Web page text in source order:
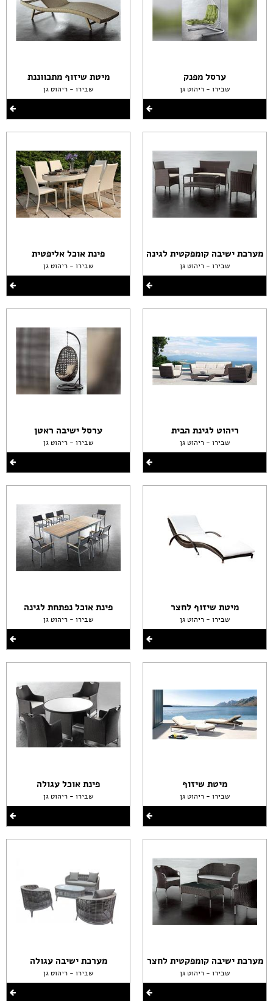
ערסל מפנק
שבירו - ריהוט גן
מערכת ישיבה קומפקטית לגינה
שבירו - ריהוט גן
ריהוט לגינת הבית
שבירו - ריהוט גן
מיטת שיזוף לחצר
שבירו - ריהוט גן
מיטת שיזוף
שבירו - ריהוט גן
מערכת ישיבה קומפקטית לחצר
שבירו - ריהוט גן
מיטת שיזוף מתכווננת
שבירו - ריהוט גן
פינת אוכל אליפטית
שבירו - ריהוט גן
ערסל ישיבה ראטן
שבירו - ריהוט גן
פינת אוכל נפתחת לגינה
שבירו - ריהוט גן
פינת אוכל עגולה
שבירו - ריהוט גן
מערכת ישיבה עגולה
שבירו - ריהוט גן